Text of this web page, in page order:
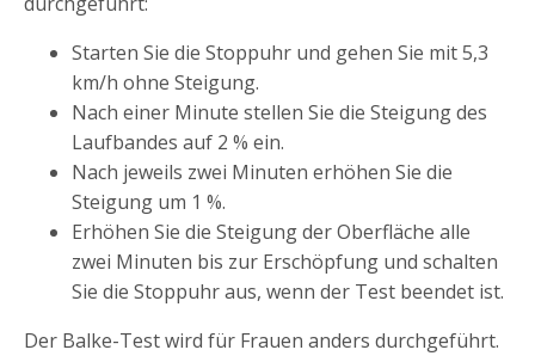
Starten Sie die Stoppuhr und gehen Sie mit 5,3
km/h ohne Steigung.
Nach einer Minute stellen Sie die Steigung des
Laufbandes auf 2 % ein.
Nach jeweils zwei Minuten erhöhen Sie die
Steigung um 1 %.
Erhöhen Sie die Steigung der Oberfläche alle
zwei Minuten bis zur Erschöpfung und schalten
Sie die Stoppuhr aus, wenn der Test beendet ist.
Der Balke-Test wird für Frauen anders durchgeführt.